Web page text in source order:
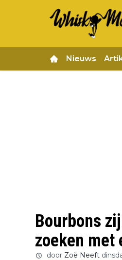
Nieuws
Bourbons
zoeken met
door Zoë Neeft